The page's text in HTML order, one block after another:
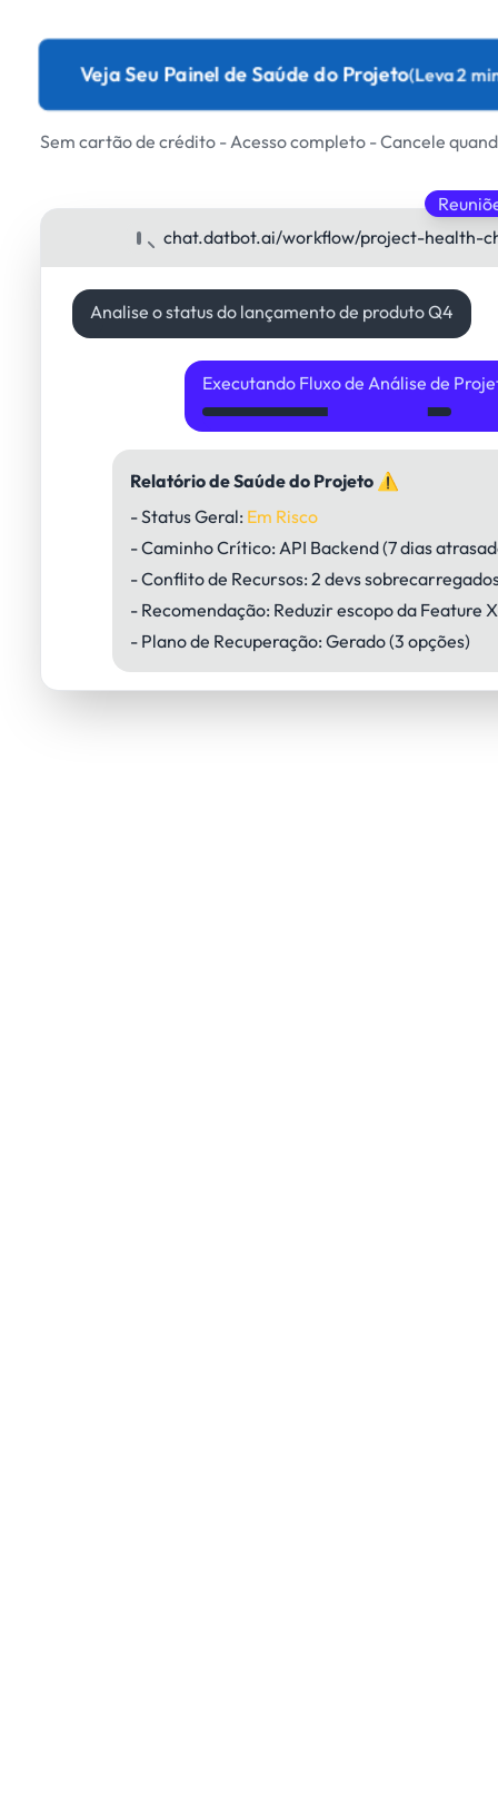
Veja Seu Painel de Saúde do Projeto(Leva 2
Sem cartão de crédito - Acesso completo - Cancele
chat.datbot.ai/workflow/project-health-
Analise o status do lançamento de produto Q4
Executando Fluxo de Análise de
Relatório de Saúde do Projeto ⚠
- Status Geral: Em Risco
- Caminho Crítico: API Backend (7 dias
- Conflito de Recursos: 2 devs
- Recomendação: Reduzir escopo da Feature X
- Plano de Recuperação: Gerado (3 opções)